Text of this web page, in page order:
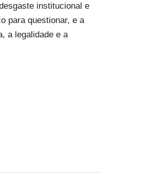
institucional e
para questionar, e a
a legalidade e a